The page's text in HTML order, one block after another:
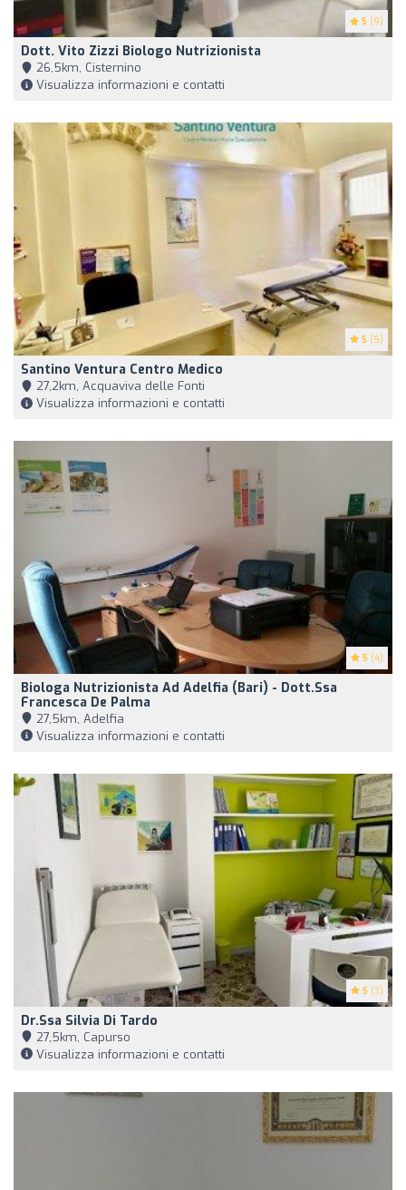
5 (9)
Dott. Vito Zizzi Biologo Nutrizionista
26,5km, Cisternino
Visualizza informazioni e contatti
5 (5)
Santino Ventura Centro Medico
27,2km, Acquaviva delle Fonti
Visualizza informazioni e contatti
5 (4)
Biologa Nutrizionista Ad Adelfia (Bari) - Dott.ssa
Francesca De Palma
27,5km, Adelfia
Visualizza informazioni e contatti
5 (3)
Dr.ssa Silvia Di Tardo
27,5km, Capurso
Visualizza informazioni e contatti